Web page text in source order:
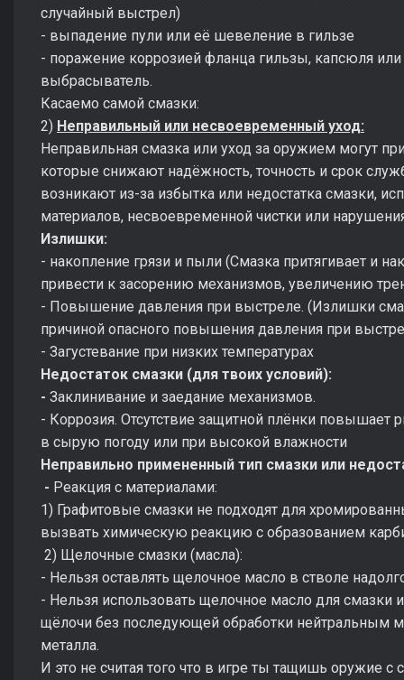
случайный выстрел)
- выпадение пули или её шевеление в гильзе
- поражение коррозией фланца гильзы, капсюля
выбрасыватель.
Касаемо самой смазки:
2) Неправильный или несвоевременный уход:
Неправильная смазка или уход за оружием могут
которые снижают надёжность, точность и срок
возникают из-за избытка или недостатка смазки,
материалов, несвоевременной чистки или
Излишки:
- накопление грязи и пыли (Смазка притягивает и
привести к засорению механизмов, увеличению
- Повышение давления при выстреле. (Излишки
причиной опасного повышения давления при
- Загустевание при низких температурах
Недостаток смазки (для твоих условий):
- Заклинивание и заедание механизмов.
- Коррозия. Отсутствие защитной плёнки повышает
в сырую погоду или при высокой влажности
Неправильно примененный тип смазки или
- Реакция с материалами:
1) Графитовые смазки не подходят для
вызвать химическую реакцию с образованием
2) Щелочные смазки (масла):
- Нельзя оставлять щелочное масло в стволе
- Нельзя использовать щелочное масло для смазки
щёлочи без последующей обработки
металла.
И это не считая того что в игре ты тащишь оружие с